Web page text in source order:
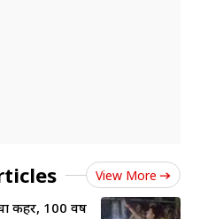
View More
कहर, 100 वर्ष